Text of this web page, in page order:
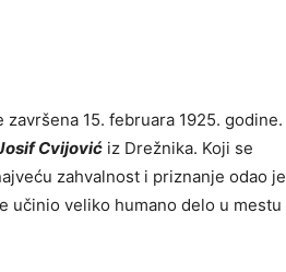
15. februara 1925. godine.
Cvijović iz Drežnika. Koji se
zahvalnost i priznanje odao je
učinio veliko humano delo u mestu